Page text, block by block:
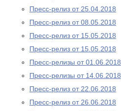
Пресс-релиз от 25.04.2018
Пресс-релиз от 08.05.2018
Пресс-релиз от 15.05.2018
Пресс-релиз от 15.05.2018
Пресс-релизы от 01.06.2018
Пресс-релизы от 14.06.2018
Пресс-релиз от 22.06.2018
Пресс-релиз от 26.06.2018